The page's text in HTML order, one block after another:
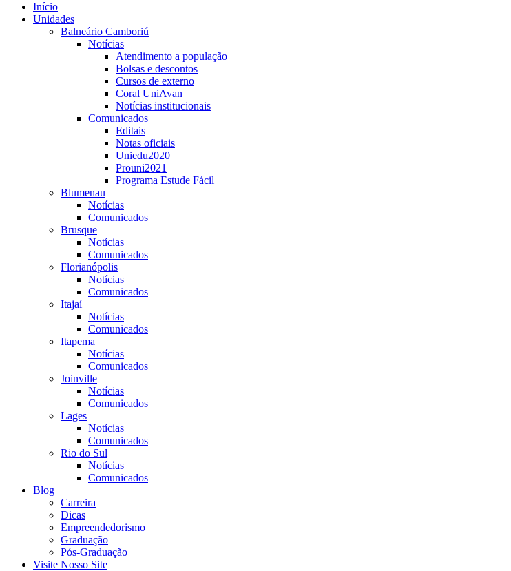
Início
Unidades
Balneário Camboriú
Notícias
Atendimento a população
Bolsas e descontos
Cursos de externo
Coral UniAvan
Notícias institucionais
Comunicados
Editais
Notas oficiais
Uniedu2020
Prouni2021
Programa Estude Fácil
Blumenau
Notícias
Comunicados
Brusque
Notícias
Comunicados
Florianópolis
Notícias
Comunicados
Itajaí
Notícias
Comunicados
Itapema
Notícias
Comunicados
Joinville
Notícias
Comunicados
Lages
Notícias
Comunicados
Rio do Sul
Notícias
Comunicados
Blog
Carreira
Dicas
Empreendedorismo
Graduação
Pós-Graduação
Visite Nosso Site